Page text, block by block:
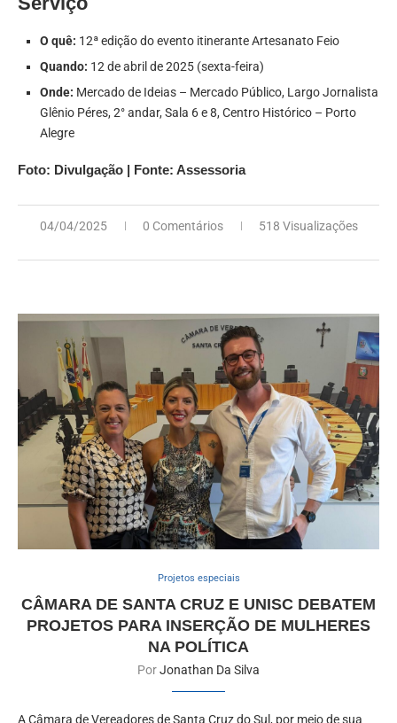
O quê: 12ª edição do evento itinerante Artesanato Feio
Quando: 12 de abril de 2025 (sexta-feira)
Onde: Mercado de Ideias – Mercado Público, Largo Jornalista
Glênio Péres, 2° andar, Sala 6 e 8, Centro Histórico – Porto
Alegre
Foto: Divulgação | Fonte: Assessoria
04/04/2025 0 Comentários 518 Visualizações
Projetos especiais
CÂMARA DE SANTA CRUZ E UNISC DEBATEM
PROJETOS PARA INSERÇÃO DE MULHERES
NA POLÍTICA
PorJonathan Da Silva
A Câmara de Vereadores de Santa Cruz do Sul, por meio de sua